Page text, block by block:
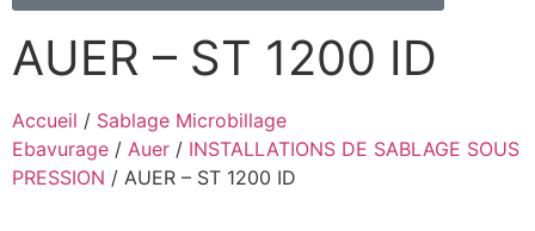
AUER – ST 1200 ID
Accueil / Sablage Microbillage
Ebavurage / Auer / INSTALLATIONS DE SABLAGE SOUS
PRESSION / AUER – ST 1200 ID